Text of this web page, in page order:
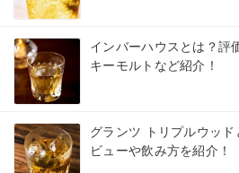
インバーハウスとは？評
キーモルトなど紹介！
グランツ トリプルウッ
ビューや飲み方を紹介！